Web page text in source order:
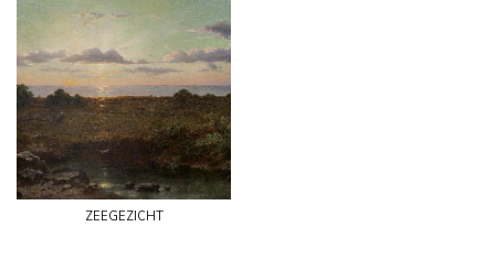
zeegezicht